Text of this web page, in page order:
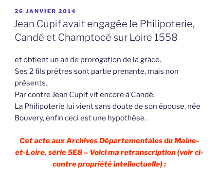
PUBLIÉ
LE
26 JANVIER 2014
Jean Cupif avait engagée le Philipoterie,
Candé et Champtocé sur Loire 1558
et obtient un an de prorogation de la grâce.
Ses 2 fils prêtres sont partie prenante, mais non
présents.
Par contre Jean Cupif vit encore à Candé.
La Philipoterie lui vient sans doute de son épouse, née
Bouvery, enfin ceci est une hypothèse.
Cet acte aux Archives Départementales du Maine-
et-Loire, série 5E8 – Voici ma retranscription (voir ci-
contre propriété intellectuelle) :